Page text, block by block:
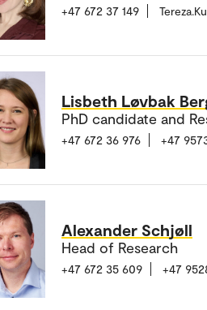
+47 672 37 149
Lisbeth Løvbak
PhD candidate and
+47 672 36 976 +47
Alexander Schjøll
Head of Research
+47 672 35 609 +47